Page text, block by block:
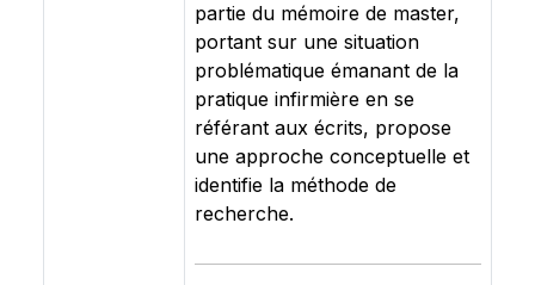
partie du mémoire de master,
portant sur une situation
problématique émanant de la
pratique infirmière en se
référant aux écrits, propose
une approche conceptuelle et
identifie la méthode de
recherche.